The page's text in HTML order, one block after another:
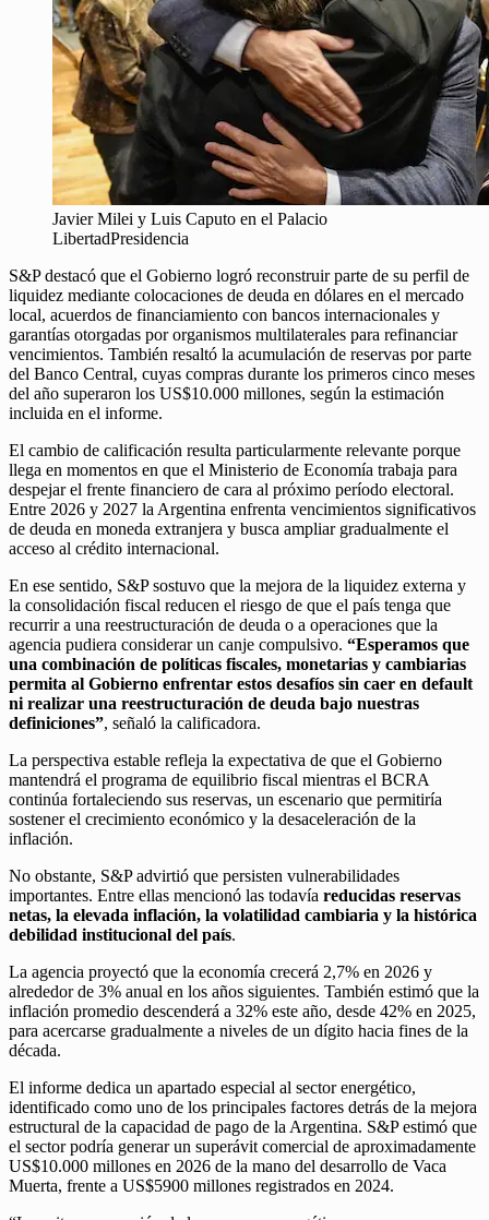
Javier Milei y Luis Caputo en el Palacio
LibertadPresidencia
S&P destacó que el Gobierno logró reconstruir parte de su perfil de
liquidez mediante colocaciones de deuda en dólares en el mercado
local, acuerdos de financiamiento con bancos internacionales y
garantías otorgadas por organismos multilaterales para refinanciar
vencimientos. También resaltó la acumulación de reservas por parte
del Banco Central, cuyas compras durante los primeros cinco meses
del año superaron los US$10.000 millones, según la estimación
incluida en el informe.
El cambio de calificación resulta particularmente relevante porque
llega en momentos en que el Ministerio de Economía trabaja para
despejar el frente financiero de cara al próximo período electoral.
Entre 2026 y 2027 la Argentina enfrenta vencimientos significativos
de deuda en moneda extranjera y busca ampliar gradualmente el
acceso al crédito internacional.
En ese sentido, S&P sostuvo que la mejora de la liquidez externa y
la consolidación fiscal reducen el riesgo de que el país tenga que
recurrir a una reestructuración de deuda o a operaciones que la
agencia pudiera considerar un canje compulsivo. “Esperamos que
una combinación de políticas fiscales, monetarias y cambiarias
permita al Gobierno enfrentar estos desafíos sin caer en default
ni realizar una reestructuración de deuda bajo nuestras
definiciones”, señaló la calificadora.
La perspectiva estable refleja la expectativa de que el Gobierno
mantendrá el programa de equilibrio fiscal mientras el BCRA
continúa fortaleciendo sus reservas, un escenario que permitiría
sostener el crecimiento económico y la desaceleración de la
inflación.
No obstante, S&P advirtió que persisten vulnerabilidades
importantes. Entre ellas mencionó las todavía reducidas reservas
netas, la elevada inflación, la volatilidad cambiaria y la histórica
debilidad institucional del país.
La agencia proyectó que la economía crecerá 2,7% en 2026 y
alrededor de 3% anual en los años siguientes. También estimó que la
inflación promedio descenderá a 32% este año, desde 42% en 2025,
para acercarse gradualmente a niveles de un dígito hacia fines de la
década.
El informe dedica un apartado especial al sector energético,
identificado como uno de los principales factores detrás de la mejora
estructural de la capacidad de pago de la Argentina. S&P estimó que
el sector podría generar un superávit comercial de aproximadamente
US$10.000 millones en 2026 de la mano del desarrollo de Vaca
Muerta, frente a US$5900 millones registrados en 2024.